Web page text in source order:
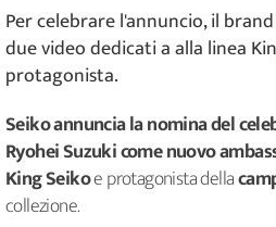
Per celebrare l'annuncio, il
due video dedicati a alla linea
protagonista.
Seiko annuncia la nomina del
Ryohei Suzuki come nuovo
King Seikoe protagonista della
collezione.